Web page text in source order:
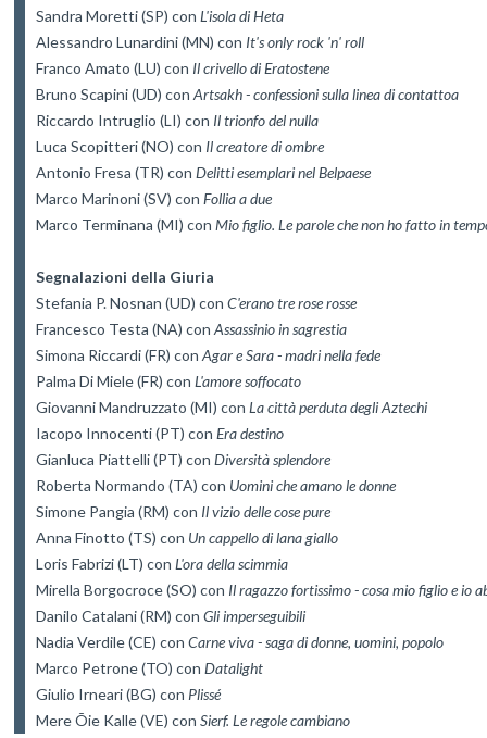
Sandra Moretti (SP) con L'isola di Heta
Alessandro Lunardini (MN) con It's only rock 'n' roll
Franco Amato (LU) con Il crivello di Eratostene
Bruno Scapini (UD) con Artsakh - confessioni sulla linea di contattoa
Riccardo Intruglio (LI) con Il trionfo del nulla
Luca Scopitteri (NO) con Il creatore di ombre
Antonio Fresa (TR) con Delitti esemplari nel Belpaese
Marco Marinoni (SV) con Follia a due
Marco Terminana (MI) con Mio figlio. Le parole che non ho fatto in
Segnalazioni della Giuria
Stefania P. Nosnan (UD) con C'erano tre rose rosse
Francesco Testa (NA) con Assassinio in sagrestia
Simona Riccardi (FR) con Agar e Sara - madri nella fede
Palma Di Miele (FR) con L'amore soffocato
Giovanni Mandruzzato (MI) con La città perduta degli Aztechi
Iacopo Innocenti (PT) con Era destino
Gianluca Piattelli (PT) con Diversità splendore
Roberta Normando (TA) con Uomini che amano le donne
Simone Pangia (RM) con Il vizio delle cose pure
Anna Finotto (TS) con Un cappello di lana giallo
Loris Fabrizi (LT) con L'ora della scimmia
Mirella Borgocroce (SO) con Il ragazzo fortissimo - cosa mio figlio e io
Danilo Catalani (RM) con Gli imperseguibili
Nadia Verdile (CE) con Carne viva - saga di donne, uomini, popolo
Marco Petrone (TO) con Datalight
Giulio Irneari (BG) con Plissé
Mere Õie Kalle (VE) con